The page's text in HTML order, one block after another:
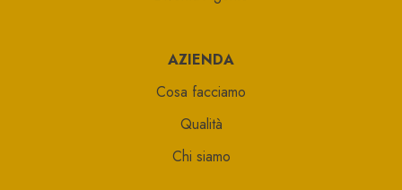
AZIENDA
Cosa facciamo
Qualità
Chi siamo